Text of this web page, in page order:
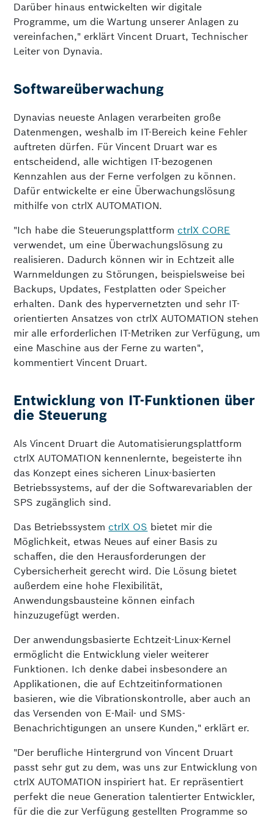
Darüber hinaus entwickelten wir digitale
Programme, um die Wartung unserer Anlagen zu
vereinfachen," erklärt Vincent Druart, Technischer
Leiter von Dynavia.
Softwareüberwachung
Dynavias neueste Anlagen verarbeiten große
Datenmengen, weshalb im IT-Bereich keine Fehler
auftreten dürfen. Für Vincent Druart war es
entscheidend, alle wichtigen IT-bezogenen
Kennzahlen aus der Ferne verfolgen zu können.
Dafür entwickelte er eine Überwachungslösung
mithilfe von ctrlX AUTOMATION.
"Ich habe die Steuerungsplattform ctrlX CORE
verwendet, um eine Überwachungslösung zu
realisieren. Dadurch können wir in Echtzeit alle
Warnmeldungen zu Störungen, beispielsweise bei
Backups, Updates, Festplatten oder Speicher
erhalten. Dank des hypervernetzten und sehr IT-
orientierten Ansatzes von ctrlX AUTOMATION stehen
mir alle erforderlichen IT-Metriken zur Verfügung, um
eine Maschine aus der Ferne zu warten",
kommentiert Vincent Druart.
Entwicklung von IT-Funktionen über
die Steuerung
Als Vincent Druart die Automatisierungsplattform
ctrlX AUTOMATION kennenlernte, begeisterte ihn
das Konzept eines sicheren Linux-basierten
Betriebssystems, auf der die Softwarevariablen der
SPS zugänglich sind.
Das Betriebssystem ctrlX OS bietet mir die
Möglichkeit, etwas Neues auf einer Basis zu
schaffen, die den Herausforderungen der
Cybersicherheit gerecht wird. Die Lösung bietet
außerdem eine hohe Flexibilität,
Anwendungsbausteine können einfach
hinzuzugefügt werden.
Der anwendungsbasierte Echtzeit-Linux-Kernel
ermöglicht die Entwicklung vieler weiterer
Funktionen. Ich denke dabei insbesondere an
Applikationen, die auf Echtzeitinformationen
basieren, wie die Vibrationskontrolle, aber auch an
das Versenden von E-Mail- und SMS-
Benachrichtigungen an unsere Kunden," erklärt er.
"Der berufliche Hintergrund von Vincent Druart
passt sehr gut zu dem, was uns zur Entwicklung von
ctrlX AUTOMATION inspiriert hat. Er repräsentiert
perfekt die neue Generation talentierter Entwickler,
für die die zur Verfügung gestellten Programme so